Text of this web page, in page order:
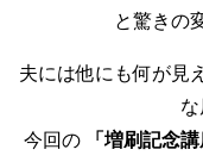
と驚きの
夫には他にも何が見
な
今回の
「増刷記念講